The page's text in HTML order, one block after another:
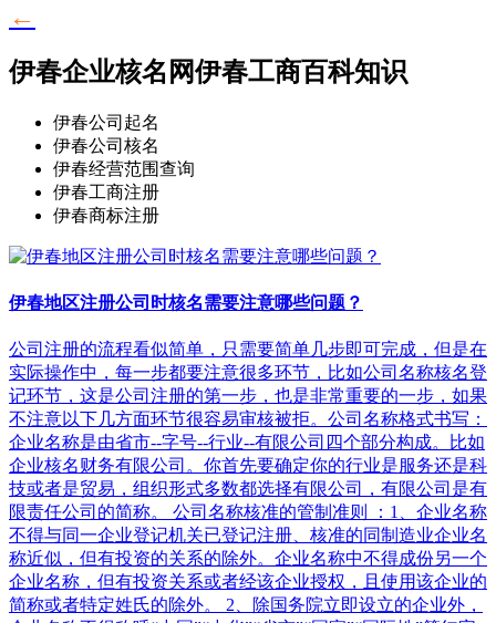
←
伊春企业核名网伊春工商百科知识
伊春公司起名
伊春公司核名
伊春经营范围查询
伊春工商注册
伊春商标注册
伊春地区注册公司时核名需要注意哪些问题？
公司注册的流程看似简单，只需要简单几步即可完成，但是在
实际操作中，每一步都要注意很多环节，比如公司名称核名登
记环节，这是公司注册的第一步，也是非常重要的一步，如果
不注意以下几方面环节很容易审核被拒。公司名称格式书写：
企业名称是由省市--字号--行业--有限公司四个部分构成。比如
企业核名财务有限公司。你首先要确定你的行业是服务还是科
技或者是贸易，组织形式多数都选择有限公司，有限公司是有
限责任公司的简称。 公司名称核准的管制准则 ：1、企业名称
不得与同一企业登记机关已登记注册、核准的同制造业企业名
称近似，但有投资的关系的除外。企业名称中不得成份另一个
企业名称，但有投资关系或者经该企业授权，且使用该企业的
简称或者特定姓氏的除外。 2、除国务院立即设立的企业外，